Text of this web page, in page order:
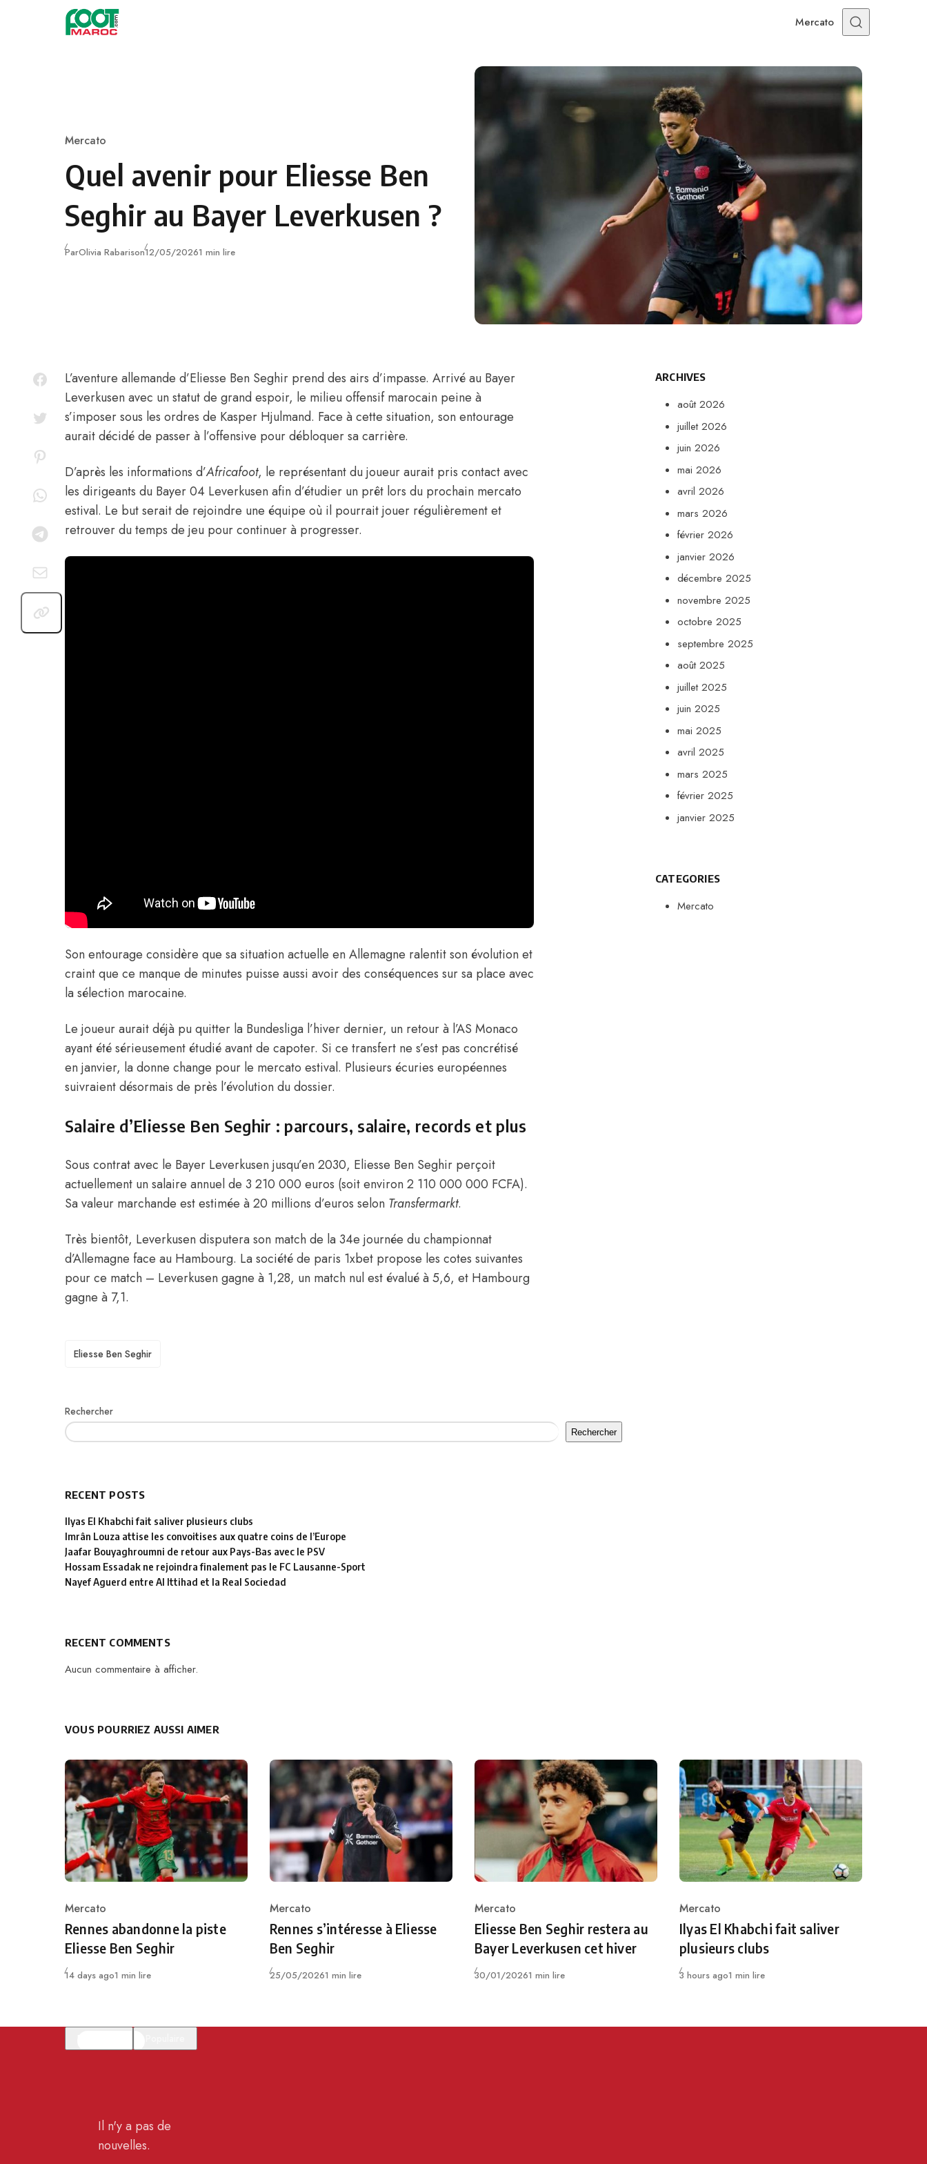
Skip to content
Mercato
Category
Mercato
Quel avenir pour Eliesse Ben
Seghir au Bayer Leverkusen ?
ParOlivia RabarisonPublié
12/05/20261 min lire
L’aventure allemande d’Eliesse Ben Seghir prend des airs d’impasse. Arrivé au Bayer
Leverkusen avec un statut de grand espoir, le milieu offensif marocain peine à
s’imposer sous les ordres de Kasper Hjulmand. Face à cette situation, son entourage
aurait décidé de passer à l’offensive pour débloquer sa carrière.
D’après les informations d’Africafoot, le représentant du joueur aurait pris contact avec
les dirigeants du Bayer 04 Leverkusen afin d’étudier un prêt lors du prochain mercato
estival. Le but serait de rejoindre une équipe où il pourrait jouer régulièrement et
retrouver du temps de jeu pour continuer à progresser.
Son entourage considère que sa situation actuelle en Allemagne ralentit son évolution et
craint que ce manque de minutes puisse aussi avoir des conséquences sur sa place avec
la sélection marocaine.
Le joueur aurait déjà pu quitter la Bundesliga l’hiver dernier, un retour à l’AS Monaco
ayant été sérieusement étudié avant de capoter. Si ce transfert ne s’est pas concrétisé
en janvier, la donne change pour le mercato estival. Plusieurs écuries européennes
suivraient désormais de près l’évolution du dossier.
Salaire d’Eliesse Ben Seghir : parcours, salaire, records et plus
Sous contrat avec le Bayer Leverkusen jusqu’en 2030, Eliesse Ben Seghir perçoit
actuellement un salaire annuel de 3 210 000 euros (soit environ 2 110 000 000 FCFA).
Sa valeur marchande est estimée à 20 millions d’euros selon Transfermarkt.
Très bientôt, Leverkusen disputera son match de la 34e journée du championnat
d’Allemagne face au Hambourg. La société de paris 1xbet propose les cotes suivantes
pour ce match – Leverkusen gagne à 1,28, un match nul est évalué à 5,6, et Hambourg
gagne à 7,1.
TAGS
Eliesse Ben Seghir
Rechercher
Rechercher
RECENT POSTS
Ilyas El Khabchi fait saliver plusieurs clubs
Imrân Louza attise les convoitises aux quatre coins de l’Europe
Jaafar Bouyaghroumni de retour aux Pays-Bas avec le PSV
Hossam Essadak ne rejoindra finalement pas le FC Lausanne-Sport
Nayef Aguerd entre Al Ittihad et la Real Sociedad
RECENT COMMENTS
Aucun commentaire à afficher.
ARCHIVES
août 2026
juillet 2026
juin 2026
mai 2026
avril 2026
mars 2026
février 2026
janvier 2026
décembre 2025
novembre 2025
octobre 2025
septembre 2025
août 2025
juillet 2025
juin 2025
mai 2025
avril 2025
mars 2025
février 2025
janvier 2025
CATEGORIES
Mercato
VOUS POURRIEZ AUSSI AIMER
Category
Mercato
Rennes abandonne la piste
Eliesse Ben Seghir
Publié
14 days ago1 min lire
Category
Mercato
Rennes s’intéresse à Eliesse
Ben Seghir
Publié
25/05/20261 min lire
Category
Mercato
Eliesse Ben Seghir restera au
Bayer Leverkusen cet hiver
Publié
30/01/20261 min lire
Category
Mercato
Ilyas El Khabchi fait saliver
plusieurs clubs
Publié
3 hours ago1 min lire
Il n'y a pas de
nouvelles.